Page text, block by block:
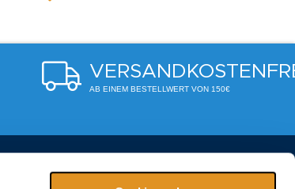
AB EINEM BESTELLWERT VON 150€